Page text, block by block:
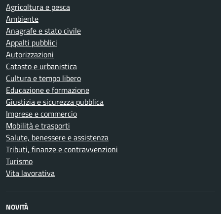
Agricoltura e pesca
Ambiente
Anagrafe e stato civile
Appalti pubblici
Autorizzazioni
Catasto e urbanistica
Cultura e tempo libero
Educazione e formazione
Giustizia e sicurezza pubblica
Imprese e commercio
Mobilità e trasporti
Salute, benessere e assistenza
Tributi, finanze e contravvenzioni
Turismo
Vita lavorativa
NOVITÀ